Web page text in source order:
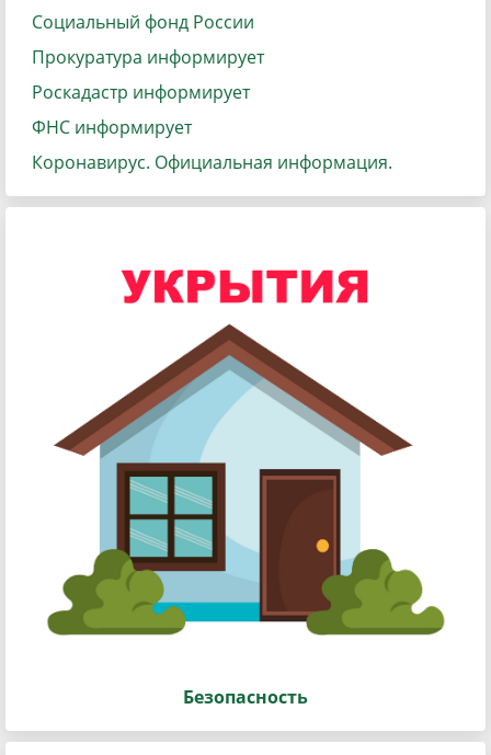
Социальный фонд России
Прокуратура информирует
Роскадастр информирует
ФНС информирует
Коронавирус. Официальная информация.
Безопасность